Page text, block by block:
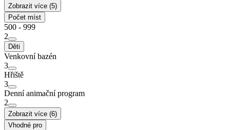
Zobrazit více (5)
Počet míst
500 - 999
2
Děti
Venkovní bazén
3
Hřiště
3
Denní animační program
2
Zobrazit více (6)
Vhodné pro